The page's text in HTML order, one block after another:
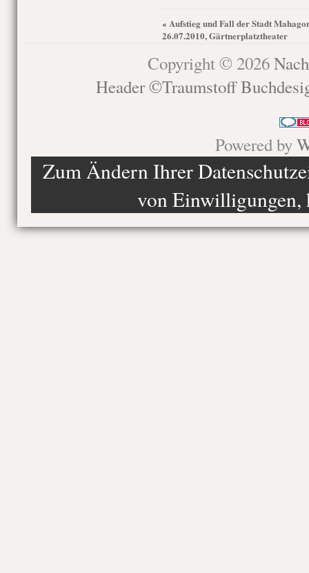
« Aufstieg und Fall der Stadt
26.07.2010, Gärtnerplatztheater
Copyright © 2026
Header ©Traumstoff
Powered by
Zum Ändern Ihrer
von